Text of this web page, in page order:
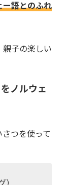
ー語とのふれ
親子の楽しい
ノルウェ
つを使って